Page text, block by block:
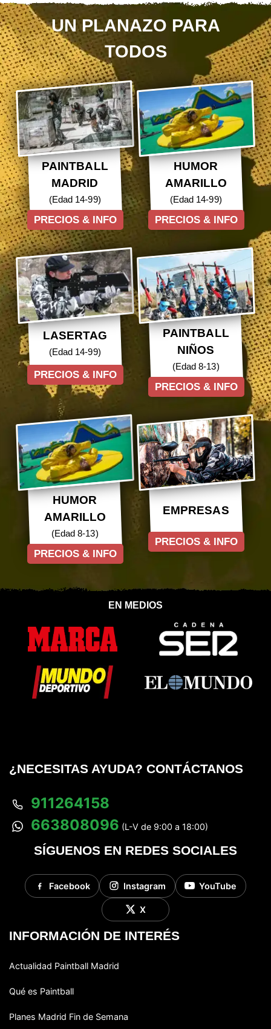
UN PLANAZO PARA
TODOS
PAINTBALL
MADRID
(Edad 14-99)
PRECIOS & INFO
HUMOR
AMARILLO
(Edad 14-99)
PRECIOS & INFO
LASERTAG
(Edad 14-99)
PRECIOS & INFO
PAINTBALL
NIÑOS
(Edad 8-13)
PRECIOS & INFO
HUMOR
AMARILLO
(Edad 8-13)
PRECIOS & INFO
EMPRESAS
PRECIOS & INFO
EN MEDIOS
¿NECESITAS AYUDA? CONTÁCTANOS
911264158
663808096 (L-V de 9:00 a 18:00)
SÍGUENOS EN REDES SOCIALES
Facebook Instagram YouTube
X
INFORMACIÓN DE INTERÉS
Actualidad Paintball Madrid
Qué es Paintball
Planes Madrid Fin de Semana